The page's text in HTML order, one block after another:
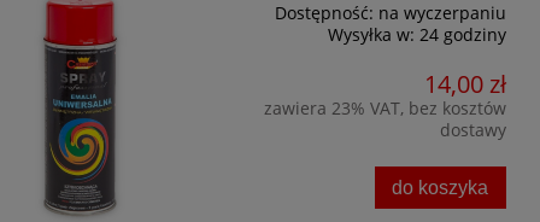
Dostępność: na wyczerpaniu
Wysyłka w: 24 godziny
14,00 zł
zawiera 23% VAT, bez kosztów
dostawy
do koszyka